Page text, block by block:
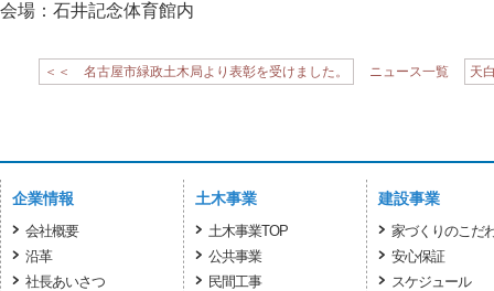
会場：石井記念体育館内
＜＜ 名古屋市緑政土木局より表彰を受けました。 ニュース一覧 天
企業情報
会社概要
沿革
社長あいさつ
土木事業
土木事業TOP
公共事業
民間工事
建設事業
家づくりのこだ
安心保証
スケジュール